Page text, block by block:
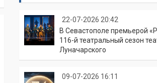
22-07-2026 20:42
В Севастополе премьерой
116-й театральный сезон
Луначарского
09-07-2026 16:11